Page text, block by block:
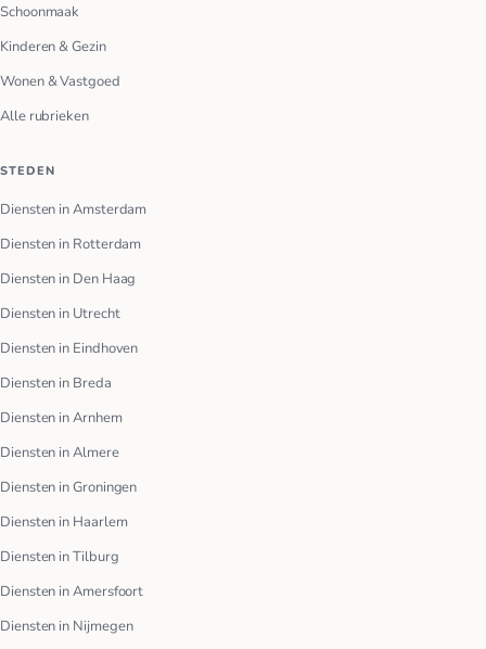
Schoonmaak
Kinderen & Gezin
Wonen & Vastgoed
Alle rubrieken
STEDEN
Diensten in Amsterdam
Diensten in Rotterdam
Diensten in Den Haag
Diensten in Utrecht
Diensten in Eindhoven
Diensten in Breda
Diensten in Arnhem
Diensten in Almere
Diensten in Groningen
Diensten in Haarlem
Diensten in Tilburg
Diensten in Amersfoort
Diensten in Nijmegen